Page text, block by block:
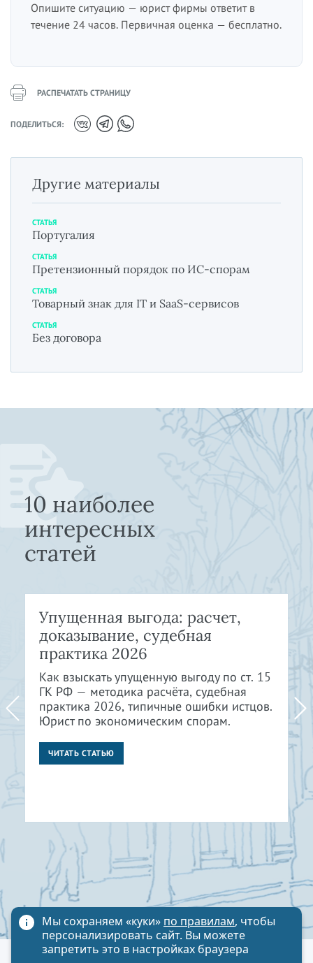
Опишите ситуацию — юрист фирмы ответит в
течение 24 часов. Первичная оценка — бесплатно.
РАСПЕЧАТАТЬ СТРАНИЦУ
ПОДЕЛИТЬСЯ:
Другие материалы
СТАТЬЯ
Португалия
СТАТЬЯ
Претензионный порядок по ИС-спорам
СТАТЬЯ
Товарный знак для IT и SaaS-сервисов
СТАТЬЯ
Без договора
10 наиболее
интересных
статей
Упущенная выгода: расчет,
доказывание, судебная
практика 2026
Как взыскать упущенную выгоду по ст. 15
ГК РФ — методика расчёта, судебная
практика 2026, типичные ошибки истцов.
Юрист по экономическим спорам.
ЧИТАТЬ СТАТЬЮ
Мы сохраняем «куки» по правилам, чтобы
персонализировать сайт. Вы можете
запретить это в настройках браузера